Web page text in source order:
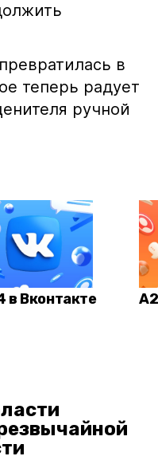
в
теперь радует
ручной
в Вконтакте